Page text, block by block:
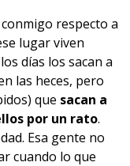
respecto a
lugar viven
días los sacan a
las heces, pero
que sacan a
por un rato.
Esa gente no
cuando lo que